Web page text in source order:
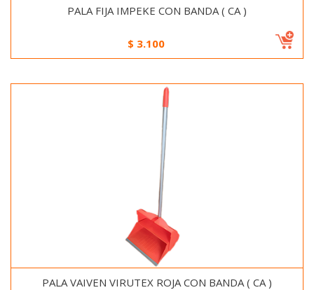
PALA FIJA IMPEKE CON BANDA ( CA )
$ 3.100
PALA VAIVEN VIRUTEX ROJA CON BANDA ( CA )